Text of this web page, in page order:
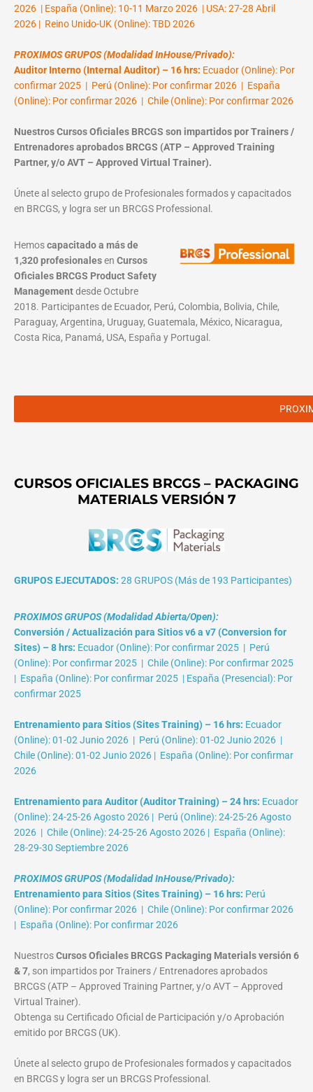
2026 | España (Online): 10-11 Marzo 2026 | USA: 27-28 Abril
2026 | Reino Unido-UK (Online): TBD 2026
PROXIMOS GRUPOS (Modalidad InHouse/Privado):
Auditor Interno (Internal Auditor) – 16 hrs: Ecuador (Online): Por
confirmar 2025 | Perú (Online): Por confirmar 2026 | España
(Online): Por confirmar 2026 | Chile (Online): Por confirmar 2026
Nuestros Cursos Oficiales BRCGS son impartidos por Trainers /
Entrenadores aprobados BRCGS (ATP – Approved Training
Partner, y/o AVT – Approved Virtual Trainer).
Únete al selecto grupo de Profesionales formados y capacitados
en BRCGS, y logra ser un BRCGS Professional.
Hemoscapacitado a más de
1,320 profesionalesen Cursos
Oficiales BRCGS Product Safety
Managementdesde Octubre
2018. Participantes de Ecuador, Perú, Colombia, Bolivia, Chile,
Paraguay, Argentina, Uruguay, Guatemala, México, Nicaragua,
Costa Rica, Panamá, USA, España y Portugal.
CURSOS OFICIALES BRCGS – PACKAGING
MATERIALS VERSIÓN 7
GRUPOS EJECUTADOS: 28 GRUPOS (Más de 193 Participantes)
PROXIMOS GRUPOS (Modalidad Abierta/Open):
Conversión / Actualización para Sitios v6 a v7 (Conversion for
Sites) – 8 hrs: Ecuador (Online): Por confirmar 2025 | Perú
(Online): Por confirmar 2025 | Chile (Online): Por confirmar 2025
| España (Online): Por confirmar 2025 | España (Presencial): Por
confirmar 2025
Entrenamiento para Sitios (Sites Training) – 16 hrs: Ecuador
(Online): 01-02 Junio 2026 | Perú (Online): 01-02 Junio 2026 |
Chile (Online): 01-02 Junio 2026 | España (Online): Por confirmar
2026
Entrenamiento para Auditor (Auditor Training) – 24 hrs: Ecuador
(Online): 24-25-26 Agosto 2026 | Perú (Online): 24-25-26 Agosto
2026 | Chile (Online): 24-25-26 Agosto 2026 | España (Online):
28-29-30 Septiembre 2026
PROXIMOS GRUPOS (Modalidad InHouse/Privado):
Entrenamiento para Sitios (Sites Training) – 16 hrs: Perú
(Online): Por confirmar 2026 | Chile (Online): Por confirmar 2026
| España (Online): Por confirmar 2026
NuestrosCursos Oficiales BRCGS Packaging Materials versión 6
& 7, son impartidos por Trainers / Entrenadores aprobados
BRCGS (ATP – Approved Training Partner, y/o AVT – Approved
Virtual Trainer).
Obtenga su Certificado Oficial de Participación y/o Aprobación
emitido por BRCGS (UK).
Únete al selecto grupo de Profesionales formados y capacitados
en BRCGS y logra ser un BRCGS Professional.